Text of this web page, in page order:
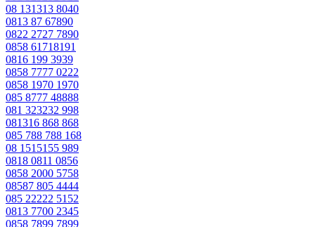
08 131313 8040
0813 87 67890
0822 2727 7890
0858 61718191
0816 199 3939
0858 7777 0222
0858 1970 1970
085 8777 48888
081 323232 998
081316 868 868
085 788 788 168
08 1515155 989
0818 0811 0856
0858 2000 5758
08587 805 4444
085 22222 5152
0813 7700 2345
0858 7899 7899